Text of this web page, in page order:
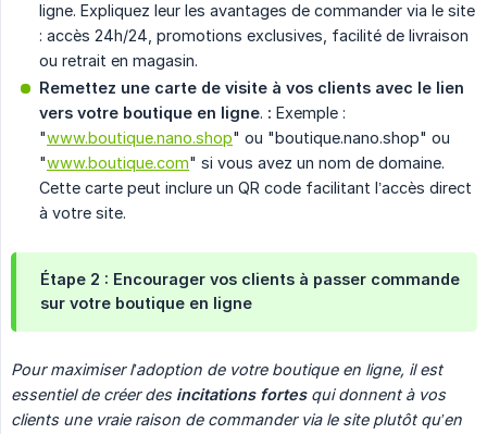
ligne. Expliquez leur les avantages de commander via le site
: accès 24h/24, promotions exclusives, facilité de livraison
ou retrait en magasin.
Remettez une carte de visite à vos clients avec le lien
vers votre boutique en ligne. : Exemple :
"www.boutique.nano.shop" ou "boutique.nano.shop" ou
"www.boutique.com" si vous avez un nom de domaine.
Cette carte peut inclure un QR code facilitant l’accès direct
à votre site.
Étape 2 : Encourager vos clients à passer commande
sur votre boutique en ligne
Pour maximiser l’adoption de votre boutique en ligne, il est
essentiel de créer des incitations fortes qui donnent à vos
clients une vraie raison de commander via le site plutôt qu’en